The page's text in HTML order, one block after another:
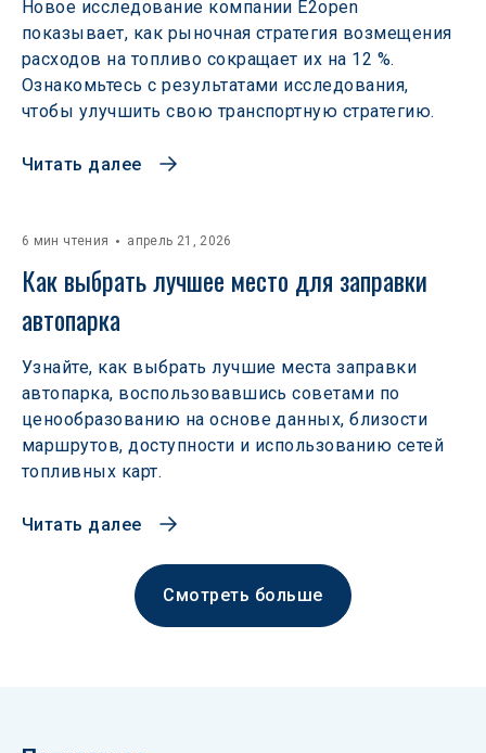
Новое исследование компании E2open
показывает, как рыночная стратегия возмещения
расходов на топливо сокращает их на 12 %.
Ознакомьтесь с результатами исследования,
чтобы улучшить свою транспортную стратегию.
Читать далее
6 мин чтения апрель 21, 2026
Как выбрать лучшее место для заправки
автопарка
Узнайте, как выбрать лучшие места заправки
автопарка, воспользовавшись советами по
ценообразованию на основе данных, близости
маршрутов, доступности и использованию сетей
топливных карт.
Читать далее
Смотреть больше